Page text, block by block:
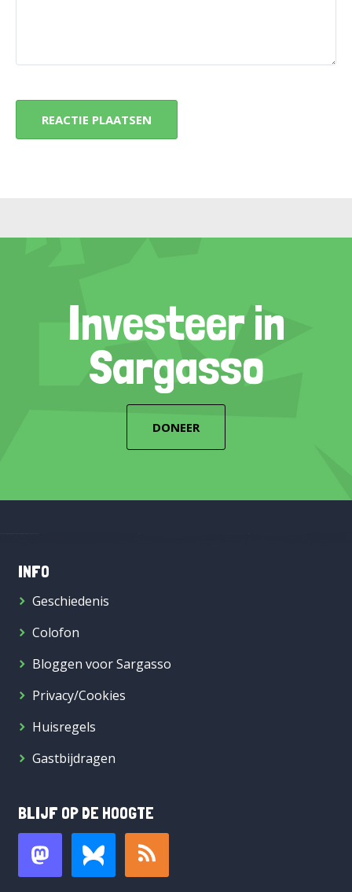
Investeer in
Sargasso
DONEER
INFO
Geschiedenis
Colofon
Bloggen voor Sargasso
Privacy/Cookies
Huisregels
Gastbijdragen
BLIJF OP DE HOOGTE